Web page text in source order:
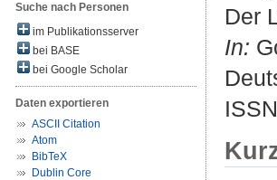
Suche nach Personen
im Publikationsserver
bei BASE
bei Google Scholar
Daten exportieren
ASCII Citation
Atom
BibTeX
Dublin Core
Der
In: